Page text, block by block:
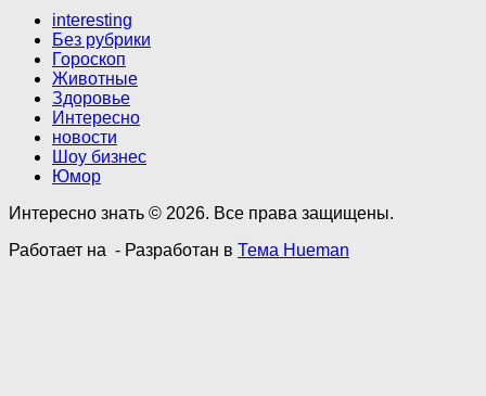
interesting
Без рубрики
Гороскоп
Животные
Здоровье
Интересно
новости
Шоу бизнес
Юмор
Интересно знать © 2026. Все права защищены.
Работает на - Разработан в Тема Hueman